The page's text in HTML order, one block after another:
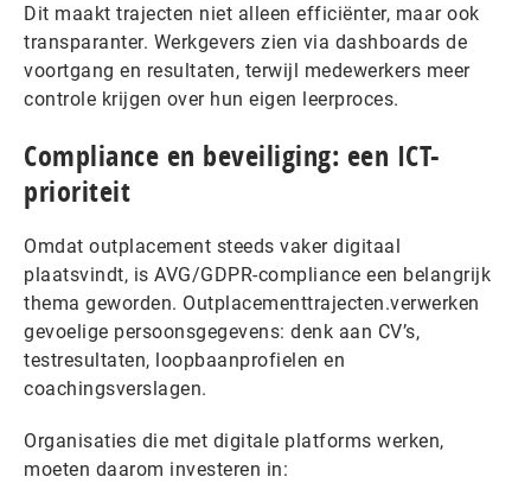
Dit maakt trajecten niet alleen efficiënter, maar ook
transparanter. Werkgevers zien via dashboards de
voortgang en resultaten, terwijl medewerkers meer
controle krijgen over hun eigen leerproces.
Compliance en beveiliging: een ICT-
prioriteit
Omdat outplacement steeds vaker digitaal
plaatsvindt, is AVG/GDPR-compliance een belangrijk
thema geworden. Outplacementtrajecten.verwerken
gevoelige persoonsgegevens: denk aan CV’s,
testresultaten, loopbaanprofielen en
coachingsverslagen.
Organisaties die met digitale platforms werken,
moeten daarom investeren in: